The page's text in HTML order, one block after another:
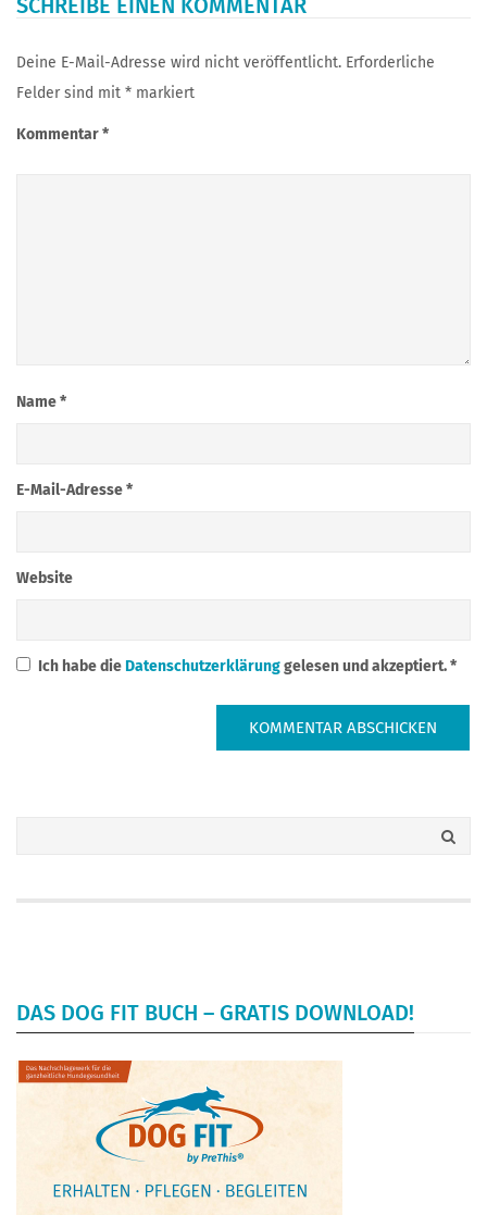
SCHREIBE EINEN KOMMENTAR
Deine E-Mail-Adresse wird nicht veröffentlicht. Erforderliche
Felder sind mit * markiert
Kommentar*
Name*
E-Mail-Adresse*
Website
Ich habe dieDatenschutzerklärunggelesen und akzeptiert.*
DAS DOG FIT BUCH – GRATIS DOWNLOAD!